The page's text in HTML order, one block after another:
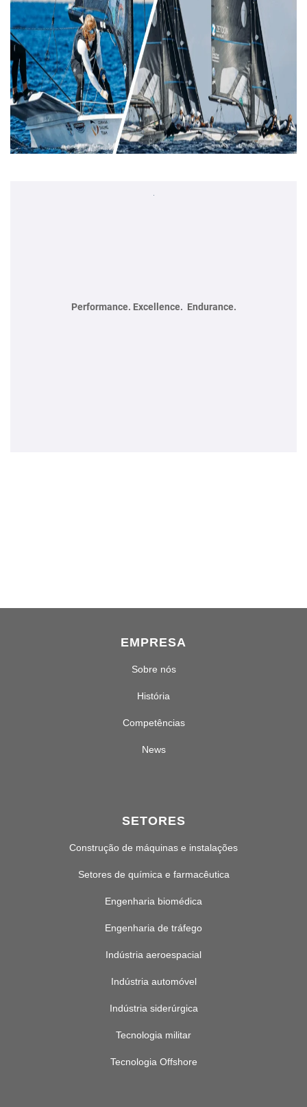
Performance. Excellence. Endurance.
EMPRESA
Sobre nós
História
Competências
News
SETORES
Construção de máquinas e instalações
Setores de química e farmacêutica
Engenharia biomédica
Engenharia de tráfego
Indústria aeroespacial
Indústria automóvel
Indústria siderúrgica
Tecnologia militar
Tecnologia Offshore